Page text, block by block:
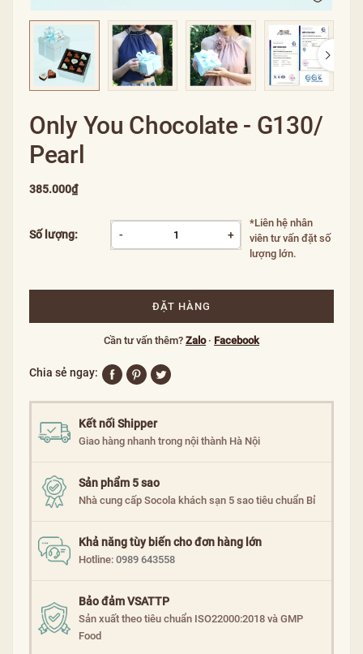
Only You Chocolate - G130/
Pearl
385.000₫
Số lượng: - +
*Liên hệ nhân
viên tư vấn đặt số
lượng lớn.
ĐẶT HÀNG
Cần tư vấn thêm? Zalo · Facebook
Chia sẻ ngay:
Kết nối Shipper
Giao hàng nhanh trong nội thành Hà Nội
Sản phẩm 5 sao
Nhà cung cấp Socola khách sạn 5 sao tiêu chuẩn Bỉ
Khả năng tùy biến cho đơn hàng lớn
Hotline: 0989 643558
Bảo đảm VSATTP
Sản xuất theo tiêu chuẩn ISO22000:2018 và GMP
Food